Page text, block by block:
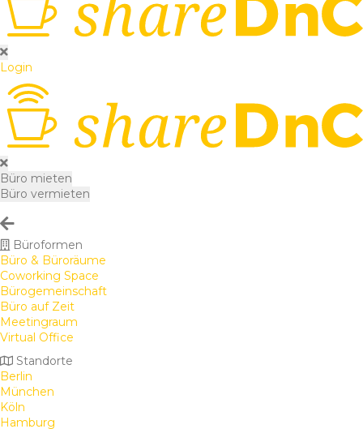
Login
Büro mieten
Büro vermieten
Büroformen
Büro & Büroräume
Coworking Space
Bürogemeinschaft
Büro auf Zeit
Meetingraum
Virtual Office
Standorte
Berlin
München
Köln
Hamburg